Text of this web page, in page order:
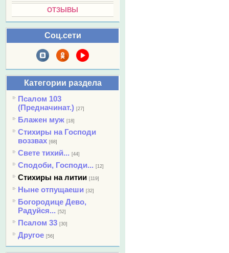
ОТЗЫВЫ
Соц.сети
Категории раздела
Псалом 103
(Предначинат.) [27]
Блажен муж [18]
Стихиры на Господи
воззвах [68]
Свете тихий... [44]
Сподоби, Господи... [12]
Стихиры на литии [119]
Ныне отпущаеши [32]
Богородице Дево,
Радуйся... [52]
Псалом 33 [30]
Другое [56]